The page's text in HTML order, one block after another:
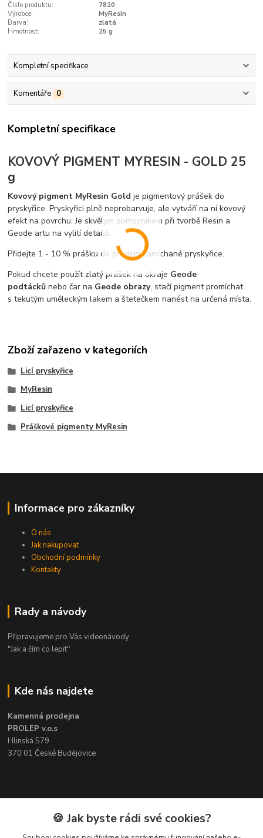
Číslo produktu:
7820
Výrobce:
MyResin
Barva:
zlatá
Hmotnost:
25 g
Kompletní specifikace
Komentáře 0
Kompletní specifikace
KOVOVÝ PIGMENT MYRESIN - GOLD 25
g
Kovový pigment MyResin Gold je pigmentový prášek do
pryskyřice. Pryskyřici plně neprobarvuje, ale vytváří na ní kovový
efekt na povrchu. Je skvělým pomocníkem při tvorbě Resin a
Geode artu na vylití detailů.
Přidejte 1 - 10 % prášku do předem zamíchané pryskyřice.
Pokud chcete použít zlatý prášek na okraje Geode
podtácků nebo čar na Geode obrazy, stačí pigment promíchat
s tekutým uměleckým lakem a štetečkem nanést na určená místa.
Zboží zařazeno v kategoriích
Licí pryskyřice
MyResin
Licí pryskyřice
Práškové pigmenty MyResin
Informace pro zákazníky
O nás
Jak nakupovat
Obchodní podmínky
Kontakty
Rady a návody
Připravujeme pro Vás videonávody
"Jak a čím co lepit"
Kde nás najdete
Kamenná prodejna
PROLEP v.o.s
Hlinská 579
370 01 České Budějovice
Kontakt🍪 Jak byste rádi své cookies?